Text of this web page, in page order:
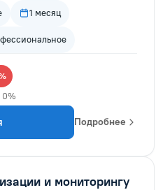
1 месяц
0%
Подробнее
и мониторингу